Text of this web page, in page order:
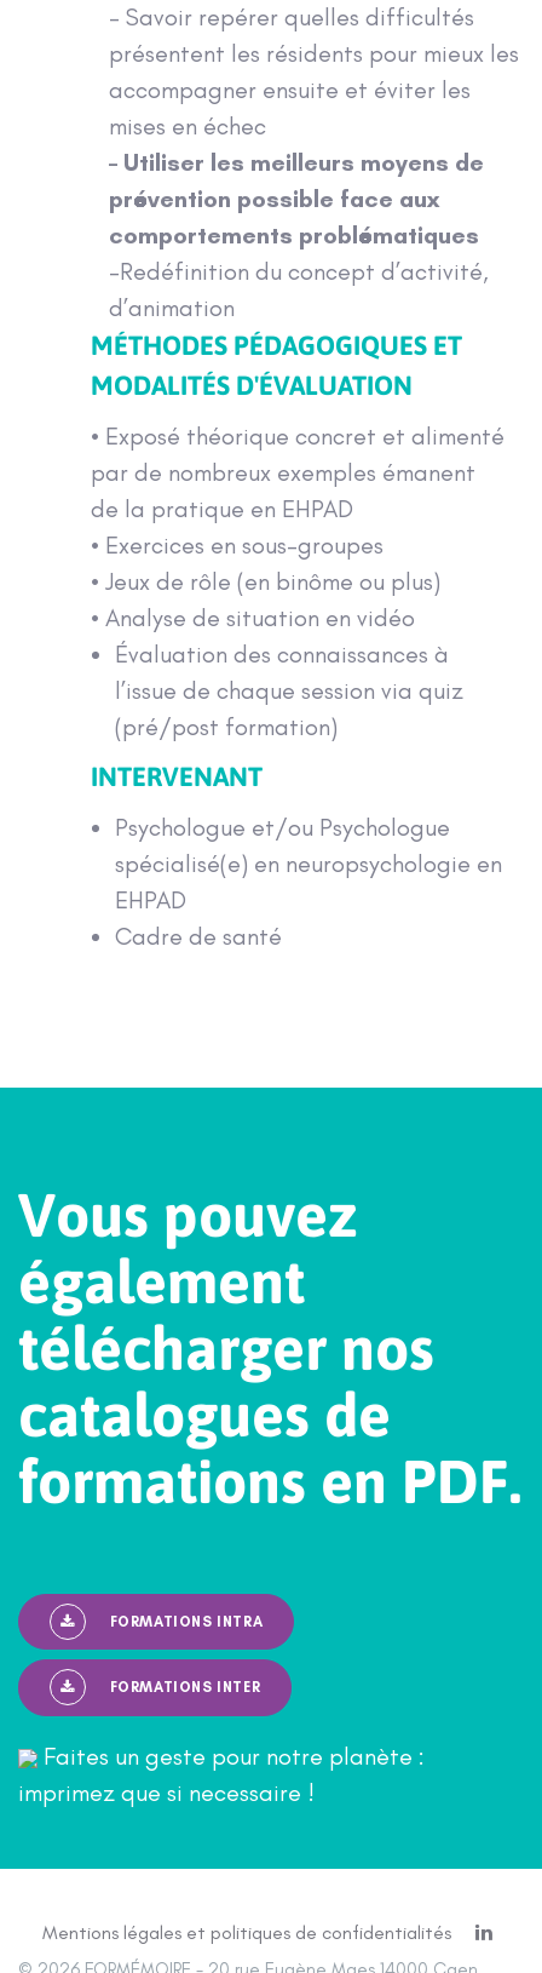
– Savoir repérer quelles difficultés
présentent les résidents pour mieux les
accompagner ensuite et éviter les
mises en échec
– Utiliser les meilleurs moyens de
prévention possible face aux
comportements problématiques
-Redéfinition du concept d’activité,
d’animation
MÉTHODES PÉDAGOGIQUES ET
MODALITÉS D'ÉVALUATION
• Exposé théorique concret et alimenté
par de nombreux exemples émanent
de la pratique en EHPAD
• Exercices en sous-groupes
• Jeux de rôle (en binôme ou plus)
• Analyse de situation en vidéo
Évaluation des connaissances à
l’issue de chaque session via quiz
(pré/post formation)
INTERVENANT
Psychologue et/ou Psychologue
spécialisé(e) en neuropsychologie en
EHPAD
Cadre de santé
Vous pouvez
également
télécharger nos
catalogues de
formations en PDF.
FORMATIONS INTRA
FORMATIONS INTER
Faites un geste pour notre planète :
imprimez que si necessaire !
Mentions légales et politiques de confidentialités